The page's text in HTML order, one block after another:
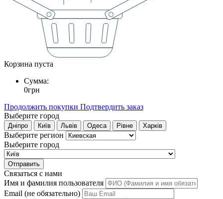
Корзина пуста
Сумма:
0грн
Продолжить покупки Подтвердить заказ
Выберите город
Дніпро Київ Львів Одеса Рівне Харків
Выберите регион
Выберите город
Отправить
Связаться с нами
Имя и фамилия пользователя
Email (не обязательно)